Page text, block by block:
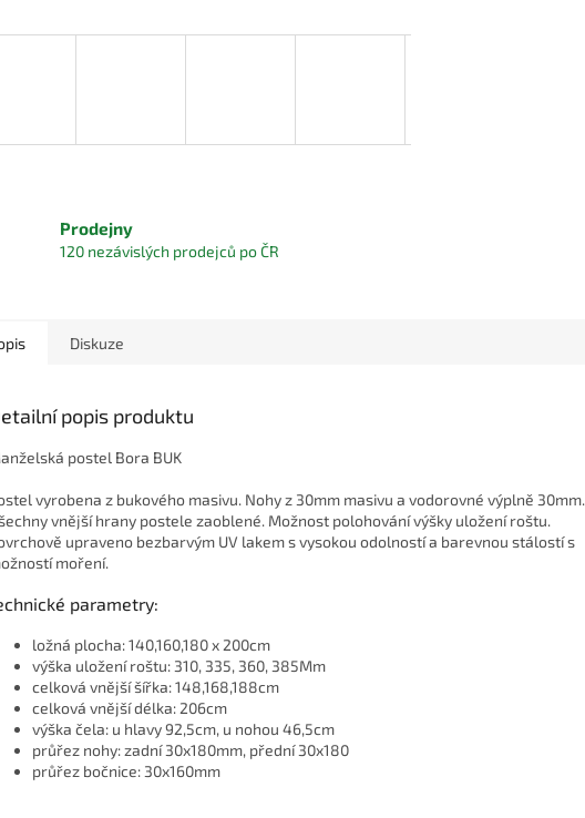
Prodejny
120 nezávislých prodejců po ČR
Diskuze
popis produktu
postel Bora BUK
vyrobena z bukového masivu. Nohy z 30mm masivu a vodorovné výplně 30mm.
vnější hrany postele zaoblené. Možnost polohování výšky uložení roštu.
upraveno bezbarvým UV lakem s vysokou odolností a barevnou stálostí s
moření.
parametry:
ložná plocha: 140,160,180 x 200cm
výška uložení roštu: 310, 335, 360, 385Mm
celková vnější šířka: 148,168,188cm
celková vnější délka: 206cm
výška čela: u hlavy 92,5cm, u nohou 46,5cm
průřez nohy: zadní 30x180mm, přední 30x180
průřez bočnice: 30x160mm